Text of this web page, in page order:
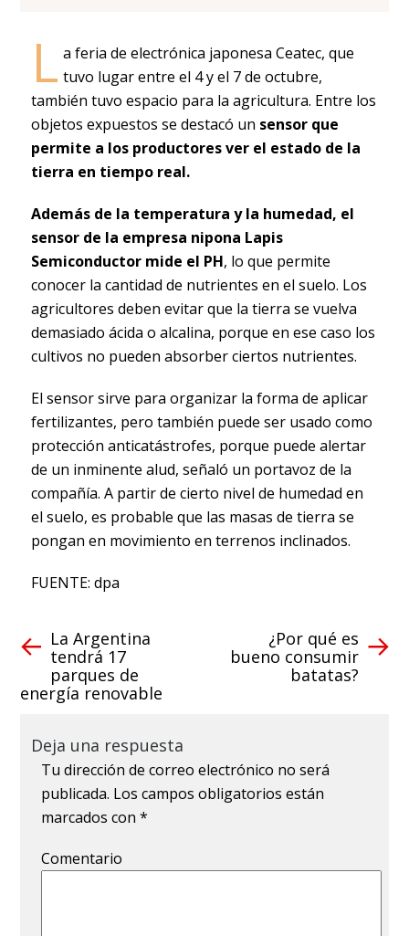
L a feria de electrónica japonesa Ceatec, que
tuvo lugar entre el 4 y el 7 de octubre,
también tuvo espacio para la agricultura. Entre los
objetos expuestos se destacó un sensor que
permite a los productores ver el estado de la
tierra en tiempo real.
Además de la temperatura y la humedad, el
sensor de la empresa nipona Lapis
Semiconductor mide el PH, lo que permite
conocer la cantidad de nutrientes en el suelo. Los
agricultores deben evitar que la tierra se vuelva
demasiado ácida o alcalina, porque en ese caso los
cultivos no pueden absorber ciertos nutrientes.
El sensor sirve para organizar la forma de aplicar
fertilizantes, pero también puede ser usado como
protección anticatástrofes, porque puede alertar
de un inminente alud, señaló un portavoz de la
compañía. A partir de cierto nivel de humedad en
el suelo, es probable que las masas de tierra se
pongan en movimiento en terrenos inclinados.
FUENTE: dpa
La Argentina
tendrá 17
parques de
energía renovable
¿Por qué es
bueno consumir
batatas?
Deja una respuesta
Tu dirección de correo electrónico no será
publicada. Los campos obligatorios están
marcados con*
Comentario